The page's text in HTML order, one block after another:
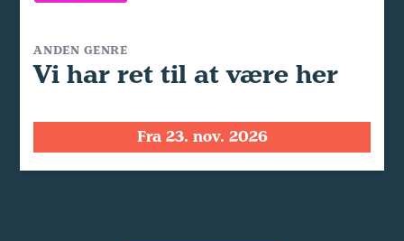
ANDEN GENRE
Vi har ret til at være her
Fra 23. nov. 2026